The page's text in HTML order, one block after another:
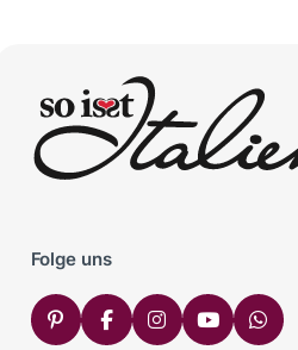
Folge uns